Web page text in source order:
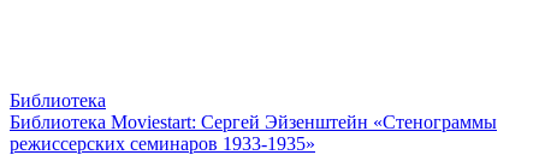
Библиотека
Библиотека Moviestart: Сергей Эйзенштейн «Стенограммы
режиссерских семинаров 1933-1935»